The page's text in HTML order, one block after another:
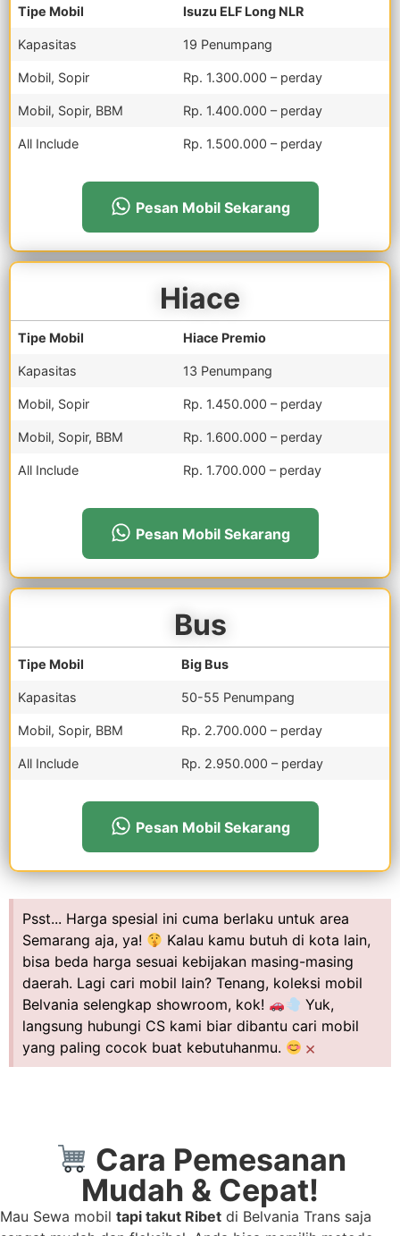
Tipe Mobil Isuzu ELF Long NLR
Kapasitas 19 Penumpang
Mobil, Sopir Rp. 1.300.000 – perday
Mobil, Sopir, BBM Rp. 1.400.000 – perday
All Include Rp. 1.500.000 – perday
Pesan Mobil Sekarang
Hiace
Tipe Mobil Hiace Premio
Kapasitas 13 Penumpang
Mobil, Sopir Rp. 1.450.000 – perday
Mobil, Sopir, BBM Rp. 1.600.000 – perday
All Include Rp. 1.700.000 – perday
Pesan Mobil Sekarang
Bus
Tipe Mobil Big Bus
Kapasitas 50-55 Penumpang
Mobil, Sopir, BBM Rp. 2.700.000 – perday
All Include Rp. 2.950.000 – perday
Pesan Mobil Sekarang
Psst... Harga spesial ini cuma berlaku untuk area
Semarang aja, ya!
Kalau kamu butuh di kota lain,
bisa beda harga sesuai kebijakan masing-masing
daerah. Lagi cari mobil lain? Tenang, koleksi mobil
Belvania selengkap showroom, kok!
Yuk,
langsung hubungi CS kami biar dibantu cari mobil
yang paling cocok buat kebutuhanmu.
×
Cara Pemesanan
Mudah & Cepat!
Mau Sewa mobil tapi takut Ribet di Belvania Trans saja